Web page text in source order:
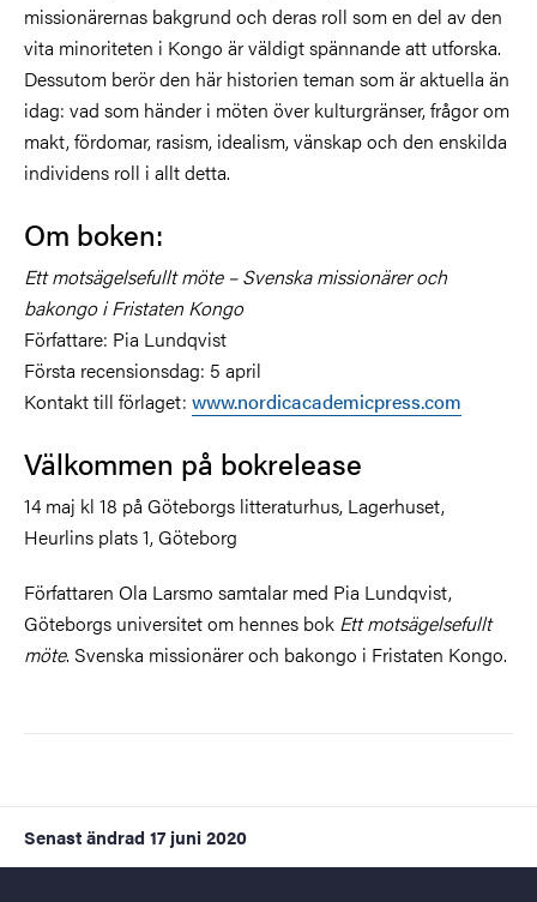
missionärernas bakgrund och deras roll som en del av den
vita minoriteten i Kongo är väldigt spännande att utforska.
Dessutom berör den här historien teman som är aktuella än
idag: vad som händer i möten över kulturgränser, frågor om
makt, fördomar, rasism, idealism, vänskap och den enskilda
individens roll i allt detta.
Om boken:
Ett motsägelsefullt möte – Svenska missionärer och
bakongo i Fristaten Kongo
Författare: Pia Lundqvist
Första recensionsdag: 5 april
Kontakt till förlaget: www.nordicacademicpress.com
Välkommen på bokrelease
14 maj kl 18 på Göteborgs litteraturhus, Lagerhuset,
Heurlins plats 1, Göteborg
Författaren Ola Larsmo samtalar med Pia Lundqvist,
Göteborgs universitet om hennes bok Ett motsägelsefullt
möte. Svenska missionärer och bakongo i Fristaten Kongo.
Senast ändrad 17 juni 2020